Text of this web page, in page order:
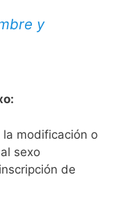
y
modificación o
sexo
de